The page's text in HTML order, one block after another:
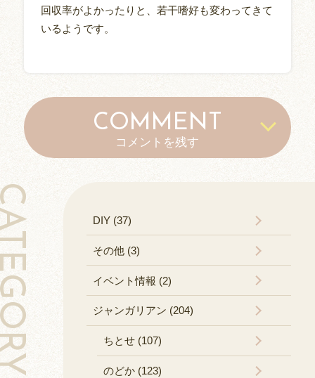
回収率がよかったりと、若干嗜好も変わってきて
いるようです。
COMMENT
コメントを残す
DIY (37)
その他 (3)
イベント情報 (2)
ジャンガリアン (204)
ちとせ (107)
のどか (123)